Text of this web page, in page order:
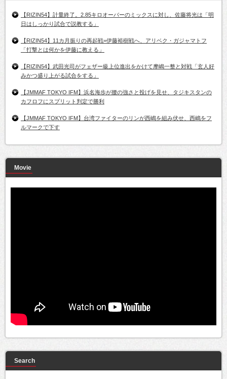
【RIZIN54】計量終了。2.85キロオーバーのミックスに対し、佐藤将光は「明
日はしっかり試合で説教する」
【RIZIN54】11カ月振りの再起戦=伊藤裕樹戦へ、アリベク・ガジャマトフ
「打撃とは何かを伊藤に教える」
【RIZIN54】武田光司がフェザー級上位進出をかけて摩嶋一整と対戦「玄人好
みかつ盛り上がる試合をする」
【JMMAF TOKYO IFM】浜名海歩が腰の強さと投げを見せ、タジキスタンの
カフロフにスプリット判定で勝利
【JMMAF TOKYO IFM】台湾ファイターのリンが西嶋を組み伏せ、西嶋をフ
ルマークで下す
Movie
Search